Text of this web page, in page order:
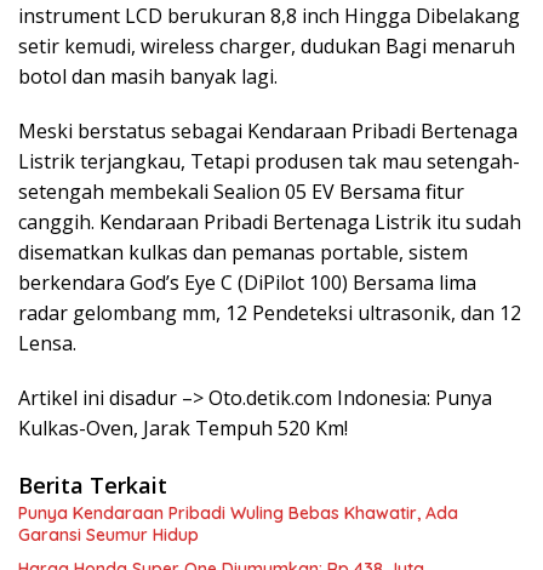
instrument LCD berukuran 8,8 inch Hingga Dibelakang
setir kemudi, wireless charger, dudukan Bagi menaruh
botol dan masih banyak lagi.
Meski berstatus sebagai Kendaraan Pribadi Bertenaga
Listrik terjangkau, Tetapi produsen tak mau setengah-
setengah membekali Sealion 05 EV Bersama fitur
canggih. Kendaraan Pribadi Bertenaga Listrik itu sudah
disematkan kulkas dan pemanas portable, sistem
berkendara God’s Eye C (DiPilot 100) Bersama lima
radar gelombang mm, 12 Pendeteksi ultrasonik, dan 12
Lensa.
Artikel ini disadur –> Oto.detik.com Indonesia: Punya
Kulkas-Oven, Jarak Tempuh 520 Km!
Berita Terkait
Punya Kendaraan Pribadi Wuling Bebas Khawatir, Ada
Garansi Seumur Hidup